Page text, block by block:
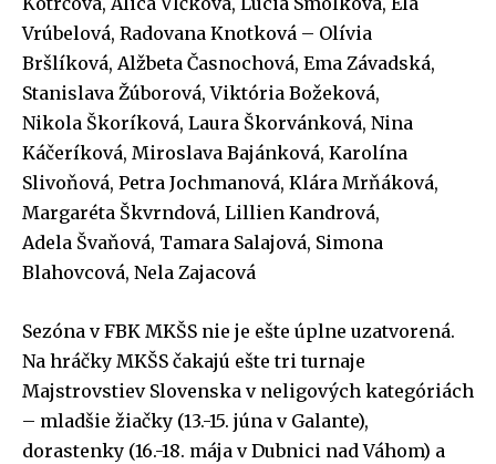
Vrúbelová, Radovana Knotková – Olívia
Bršlíková, Alžbeta Časnochová, Ema Závadská,
Stanislava Žúborová, Viktória Božeková,
Nikola Škoríková, Laura Škorvánková, Nina
Káčeríková, Miroslava Bajánková, Karolína
Slivoňová, Petra Jochmanová, Klára Mrňáková,
Margaréta Škvrndová, Lillien Kandrová,
Adela Švaňová, Tamara Salajová, Simona
Blahovcová, Nela Zajacová
Sezóna v FBK MKŠS nie je ešte úplne uzatvorená.
Na hráčky MKŠS čakajú ešte tri turnaje
Majstrovstiev Slovenska v neligových kategóriách
– mladšie žiačky (13.-15. júna v Galante),
dorastenky (16.-18. mája v Dubnici nad Váhom) a